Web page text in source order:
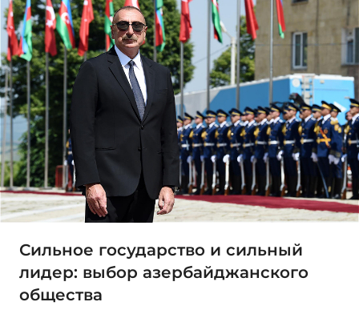
Сильное государство и сильный
лидер: выбор азербайджанского
общества